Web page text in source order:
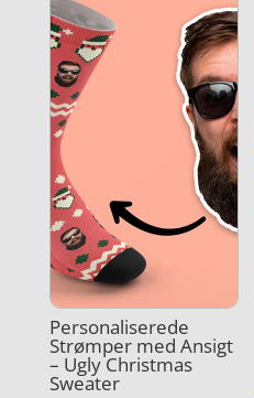
Personaliserede
Strømper med Ansigt
– Ugly Christmas
Sweater